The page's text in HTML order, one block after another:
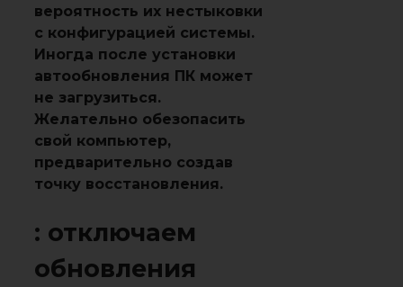
вероятность их нестыковки
с конфигурацией системы.
Иногда после установки
автообновления ПК может
не загрузиться.
Желательно обезопасить
свой компьютер,
предварительно создав
точку восстановления.
: отключаем
обновления